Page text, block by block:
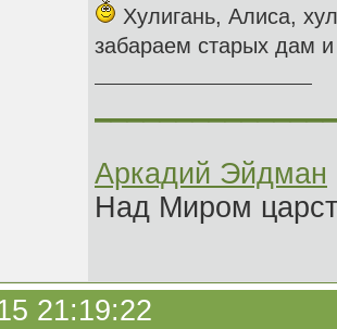
Хулигань, Алиса,
забараем старых дам
Аркадий Эйдман
Над Миром
21:19:22